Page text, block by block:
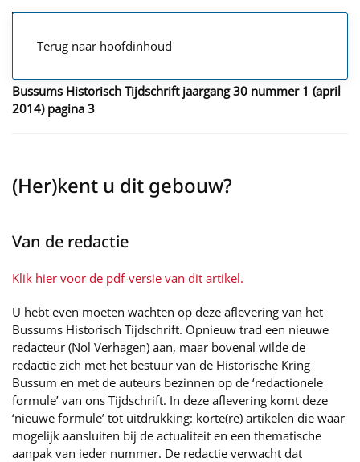
Terug naar hoofdinhoud
Bussums Historisch Tijdschrift jaargang 30 nummer 1 (april
2014) pagina 3
(Her)kent u dit gebouw?
Van de redactie
Klik hier voor de pdf-versie van dit artikel.
U hebt even moeten wachten op deze aflevering van het
Bussums Historisch Tijdschrift. Opnieuw trad een nieuwe
redacteur (Nol Verhagen) aan, maar bovenal wilde de
redactie zich met het bestuur van de Historische Kring
Bussum en met de auteurs bezinnen op de ‘redactionele
formule’ van ons Tijdschrift. In deze aflevering komt deze
‘nieuwe formule’ tot uitdrukking: korte(re) artikelen die waar
mogelijk aansluiten bij de actualiteit en een thematische
aanpak van ieder nummer. De redactie verwacht dat